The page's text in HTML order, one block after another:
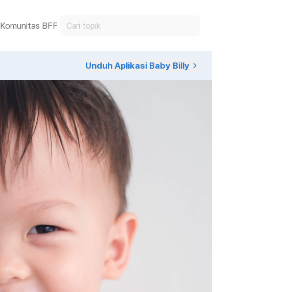
Komunitas BFF
Unduh Aplikasi Baby Billy